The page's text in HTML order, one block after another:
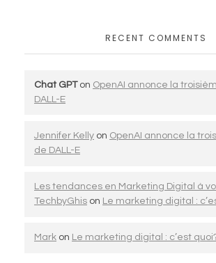
RECENT COMMENTS
Chat GPTon OpenAI annonce la
DALL-E
Jennifer Kelly on OpenAI annonce la
de DALL-E
Les tendances en Marketing Digital à
TechbyGhis on Le marketing digital :
Mark on Le marketing digital : c’est